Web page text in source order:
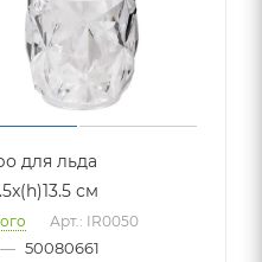
для льда
см
Арт.: IR0050
— 50080661